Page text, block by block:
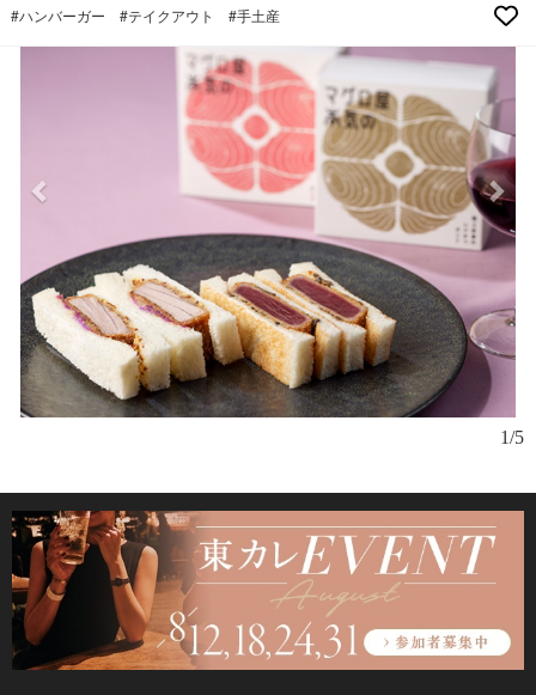
#ハンバーガー #テイクアウト #手土産
1/5